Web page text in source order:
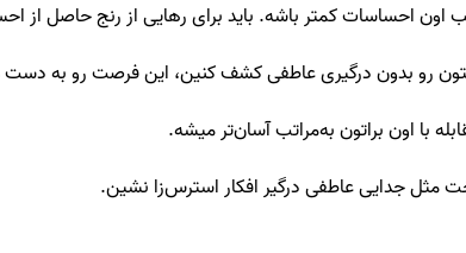
احساسات کمتر باشه. باید برای رهایی از رنج حاصل از
رو بدون درگیری عاطفی کشف کنین، این فرصت رو به
با اون براتون به‌مراتب آسان‌تر میشه.
مثل جدایی عاطفی درگیر افکار استرس‌زا نشین.